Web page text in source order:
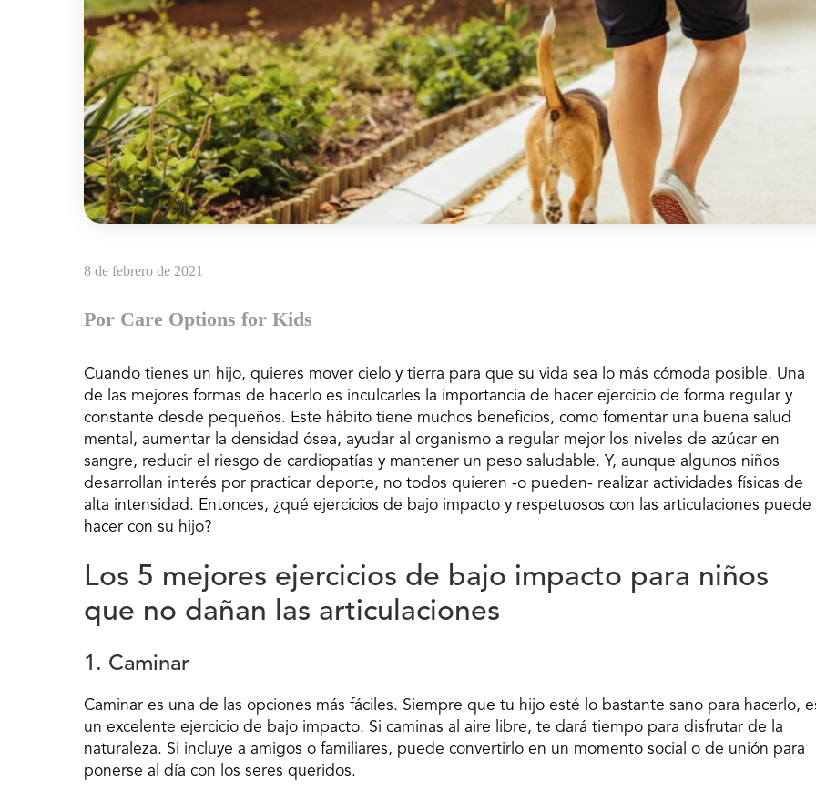
8 de febrero de 2021
Por Care Options for Kids
Cuando tienes un hijo, quieres mover cielo y tierra para que su vida sea lo más cómoda posible. Una
de las mejores formas de hacerlo es inculcarles la importancia de hacer ejercicio de forma regular y
constante desde pequeños. Este hábito tiene muchos beneficios, como fomentar una buena salud
mental, aumentar la densidad ósea, ayudar al organismo a regular mejor los niveles de azúcar en
sangre, reducir el riesgo de cardiopatías y mantener un peso saludable. Y, aunque algunos niños
desarrollan interés por practicar deporte, no todos quieren -o pueden- realizar actividades físicas de
alta intensidad. Entonces, ¿qué ejercicios de bajo impacto y respetuosos con las articulaciones puede
hacer con su hijo?
Los 5 mejores ejercicios de bajo impacto para niños
que no dañan las articulaciones
1. Caminar
Caminar es una de las opciones más fáciles. Siempre que tu hijo esté lo bastante sano para hacerlo,
un excelente ejercicio de bajo impacto. Si caminas al aire libre, te dará tiempo para disfrutar de la
naturaleza. Si incluye a amigos o familiares, puede convertirlo en un momento social o de unión para
ponerse al día con los seres queridos.